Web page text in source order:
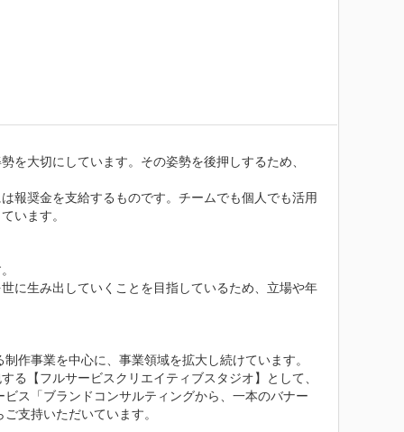
を大切にしています。その姿勢を後押しするため、
報奨金を支給するものです。チームでも個人でも活用
います。
に生み出していくことを目指しているため、立場や年
作事業を中心に、事業領域を拡大し続けています。
る【フルサービスクリエイティブスタジオ】として、
ス「ブランドコンサルティングから、一本のバナー
支持いただいています。